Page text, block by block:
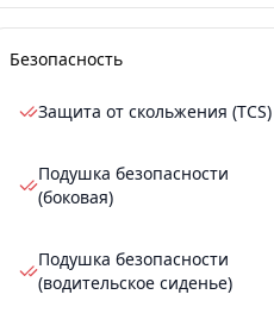
Безопасность
Защита от скольжения (TCS)
Подушка безопасности
(боковая)
Подушка безопасности
(водительское сиденье)